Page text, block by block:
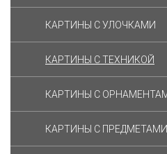
КАРТИНЫ С УЛОЧКАМИ
КАРТИНЫ C ТЕХНИКОЙ
КАРТИНЫ С
КАРТИНЫ С ПРЕДМЕТАМИ